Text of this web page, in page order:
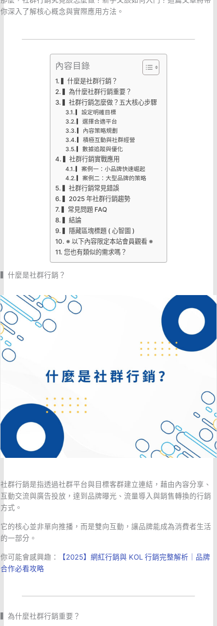
你深入了解核心概念與實際應用方法。
內容目錄
▍什麼是社群行銷？
▍為什麼社群行銷重要？
▍社群行銷怎麼做？五大核心步驟
▎設定明確目標
▎選擇合適平台
▎內容策略規劃
▎積極互動與社群經營
▎數據追蹤與優化
▍社群行銷實戰應用
▎案例一：小品牌快速崛起
▎案例二：大型品牌的策略
▍社群行銷常見錯誤
▍2025 年社群行銷趨勢
▍常見問題 FAQ
▍結論
▍隱藏區塊標題 ( 心智圖 )
※ 以下內容限定本站會員觀看 ※
您也有類似的需求嗎？
▍什麼是社群行銷？
社群行銷是指透過社群平台與目標客群建立連結，藉由內容分享、
互動交流與廣告投放，達到品牌曝光、流量導入與銷售轉換的行銷
方式。
它的核心並非單向推播，而是雙向互動，讓品牌能成為消費者生活
的一部分。
你可能會感興趣：
【2025】網紅行銷與 KOL 行銷完整解析｜品牌
合作必看攻略
▍為什麼社群行銷重要？